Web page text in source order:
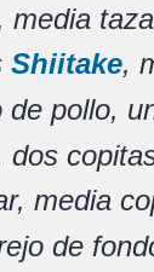
media
Shiitake,
de pollo,
dos
media
de